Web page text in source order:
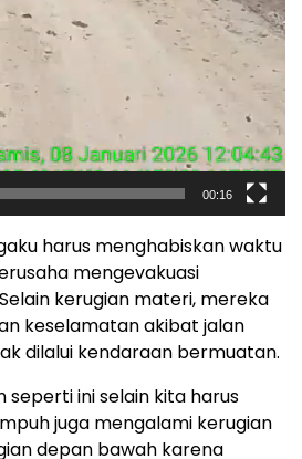
00:16
harus menghabiskan waktu
mengevakuasi
kerugian materi, mereka
keselamatan akibat jalan
dilalui kendaraan bermuatan.
seperti ini selain kita harus
juga mengalami kerugian
depan bawah karena